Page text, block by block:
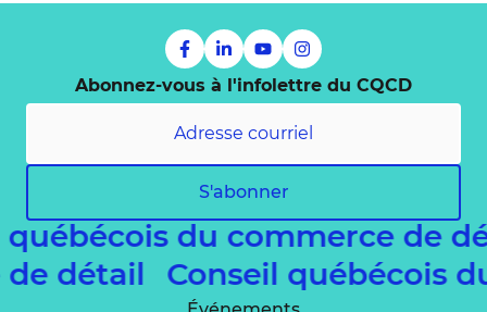
Abonnez-vous à l'infolettre du CQCD
S'abonner
québécois du commerce de
de détail
Conseil québécois